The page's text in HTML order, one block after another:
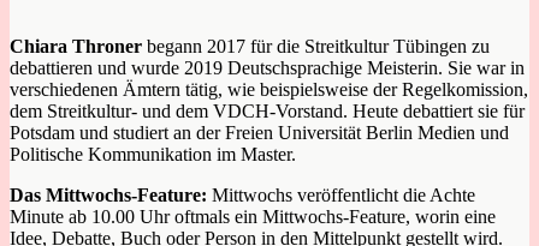
Chiara Throner begann 2017 für die Streitkultur Tübingen zu
debattieren und wurde 2019 Deutschsprachige Meisterin. Sie war in
verschiedenen Ämtern tätig, wie beispielsweise der Regelkomission,
dem Streitkultur- und dem VDCH-Vorstand. Heute debattiert sie für
Potsdam und studiert an der Freien Universität Berlin Medien und
Politische Kommunikation im Master.
Das Mittwochs-Feature: Mittwochs veröffentlicht die Achte
Minute ab 10.00 Uhr oftmals ein Mittwochs-Feature, worin eine
Idee, Debatte, Buch oder Person in den Mittelpunkt gestellt wird.